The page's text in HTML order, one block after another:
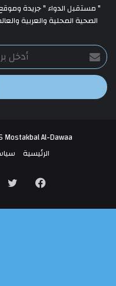
" مستقبل الدواء " جريدة
الصحية المحلية والعربية
أدخل
بريدك
الإلكتروني
Mostakbal Al-Dawaa
الرئيسية
فيسبوك